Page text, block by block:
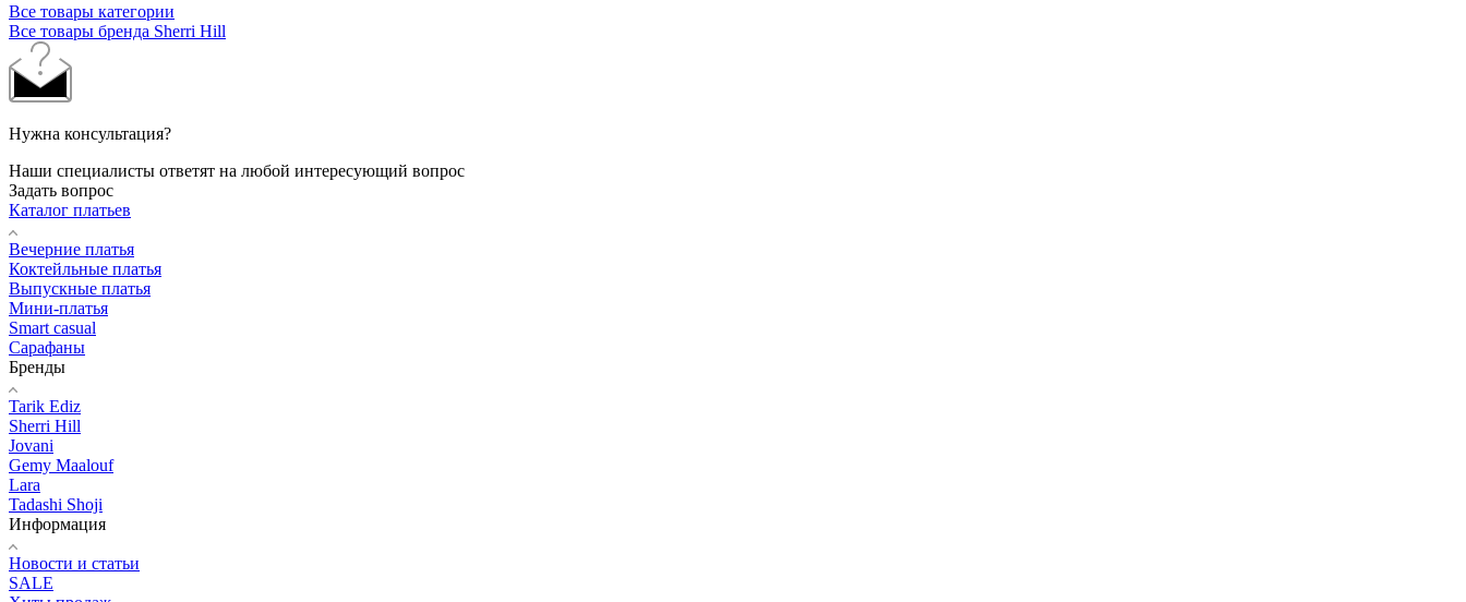
Все товары категории
Все товары бренда Sherri Hill
Нужна консультация?
Наши специалисты ответят на любой интересующий вопрос
Задать вопрос
Каталог платьев
Вечерние платья
Коктейльные платья
Выпускные платья
Мини-платья
Smart casual
Сарафаны
Бренды
Tarik Ediz
Sherri Hill
Jovani
Gemy Maalouf
Lara
Tadashi Shoji
Информация
Новости и статьи
SALE